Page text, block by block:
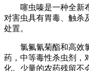
噻虫嗪是一种全新布
对害虫具有胃毒、触杀
处置。
氯氟氰菊酯和高效氯
药，中等毒性杀虫剂，
化。少量的农药残留不